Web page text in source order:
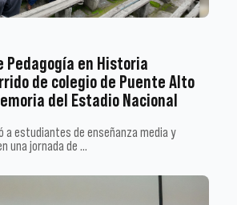
Pedagogía en Historia
de colegio de Puente Alto
del Estadio Nacional
a estudiantes de enseñanza media y
una jornada de …